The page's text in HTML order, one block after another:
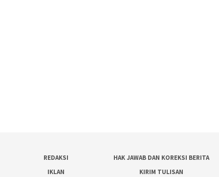
REDAKSI
HAK JAWAB DAN KOREKSI BERITA
IKLAN
KIRIM TULISAN